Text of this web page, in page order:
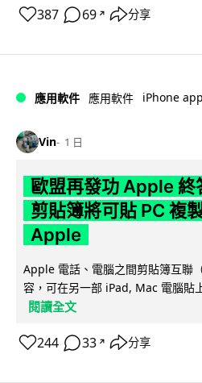
387 69 ↗ 分享
應用軟件 應用軟件 iPhone app
Vin 1 日
歐盟再發功 Apple 終
剪貼簿將可貼 PC 複
Apple
Apple 電話、電腦之間剪貼簿互聯
容，可在另一部 iPad, Mac 電腦貼
閱讀全文
244 33 ↗ 分享